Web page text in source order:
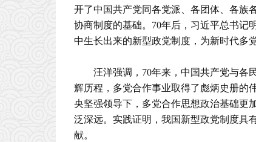
开了中国共产党同各党派、各团体、各族
协商制度的基础。70年后，习近平总书记
中生长出来的新型政党制度，为新时代多
汪洋强调，70年来，中国共产党与各
辉历程，多党合作事业取得了彪炳史册的
央坚强领导下，多党合作思想政治基础更
泛深远。实践证明，我国新型政党制度具
献。